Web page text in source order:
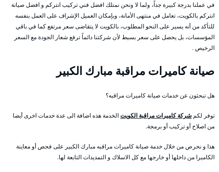
في عملنا بدرجة كبيرة جداً، ولما لا ونحن نمتلك افضل فني تركيب انتركم و افضل صيانة
انتركم بالكويت، تعامل في منتهى الأمانة، وبإمكان العميل الإشراف على العمل بنفسه
للتأكد من أنه يسير على النحو المطلوب، بالكويت لا يتقاضى سعر مرتفع كما في باقي
المؤسسات، بل يحصل على سعر بسيط لأن شركتنا دائماً ترفع شعار الجودة مع السعر
الرخيص .
صيانة كاميرات مراقبة مبارك الكبير
هل تبحثون عن خدمات صيانة كاميرات مراقبه؟
توفر لكم شركة كاميرات مراقبة الكويتالخدمة هذه اضافة الى عدة خدمات اخرى أيضا
من اصلاح أو تركيب أو برمجة.
هذا و نحرص من خلال خدمة صيانة كاميرات مراقبه مبارك الكبير على فحص أو معاينة
الكاميرا من داخلها أو خارجها مع كل الاسلاك و التمديدات التابعة لها.